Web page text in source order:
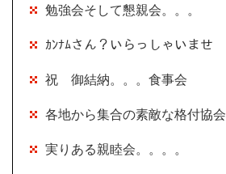
勉強会そして懇親会。。。
ｶﾝﾅﾑさん？いらっしゃいませ
祝 御結納。。。食事会
各地から集合の素敵な格付協
実りある親睦会。。。。